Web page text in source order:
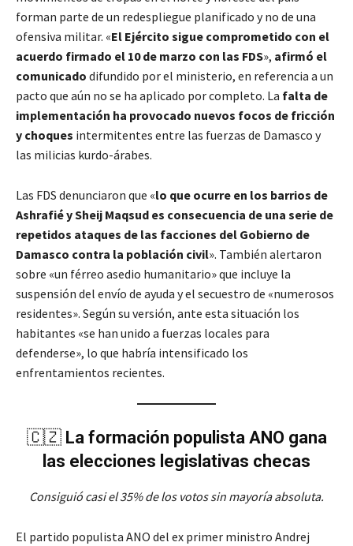
forman parte de un redespliegue planificado y no de una
ofensiva militar. «El Ejército sigue comprometido con el
acuerdo firmado el 10 de marzo con las FDS», afirmó el
comunicado difundido por el ministerio, en referencia a un
pacto que aún no se ha aplicado por completo. La falta de
implementación ha provocado nuevos focos de fricción
y choques intermitentes entre las fuerzas de Damasco y
las milicias kurdo-árabes.
Las FDS denunciaron que «lo que ocurre en los barrios de
Ashrafié y Sheij Maqsud es consecuencia de una serie de
repetidos ataques de las facciones del Gobierno de
Damasco contra la población civil». También alertaron
sobre «un férreo asedio humanitario» que incluye la
suspensión del envío de ayuda y el secuestro de «numerosos
residentes». Según su versión, ante esta situación los
habitantes «se han unido a fuerzas locales para
defenderse», lo que habría intensificado los
enfrentamientos recientes.
🇨🇿 La formación populista ANO gana
las elecciones legislativas checas
Consiguió casi el 35% de los votos sin mayoría absoluta.
El partido populista ANO del ex primer ministro Andrej